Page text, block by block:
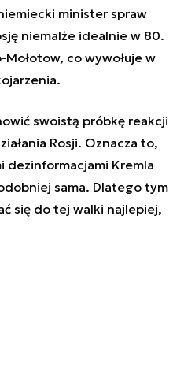
minister spraw
niemalże idealnie w 80.
co wywołuje w
swoistą próbkę reakcji
Rosji. Oznacza to,
dezinformacjami Kremla
sama. Dlatego tym
się do tej walki najlepiej,